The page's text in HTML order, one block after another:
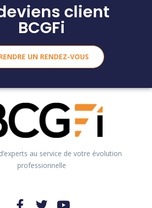
client
BCGFi
UN RENDEZ-VOUS
au service de votre évolution
professionnelle